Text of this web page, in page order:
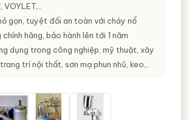
gọn, tuyệt đối an toàn với cháy nổ
hãng, bảo hành lên tới 1 năm
dụng trong công nghiệp, mỹ thuật, xây
trí nội thất, sơn mạ phun nhũ, keo,..